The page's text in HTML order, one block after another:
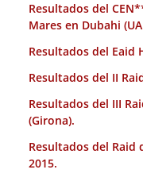
Resultados del
Mares en Dubahi
Resultados del Eaid
Resultados del II
Resultados del III
(Girona).
Resultados del Raid
2015.